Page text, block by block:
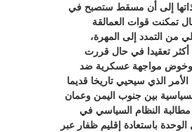
إلى أن مسقط ستصبح في
تمكنت قوات العمالقة
من التمدد إلى المهرة،
تعقيدا في حال قررت
وخوض مواجهة عسكرية ضد
الأمر الذي سيحيي تاريخا قديما
بين جنوب اليمن وعمان
مطالبة النظام السياسي في
باستعادة إقليم ظفار عبر